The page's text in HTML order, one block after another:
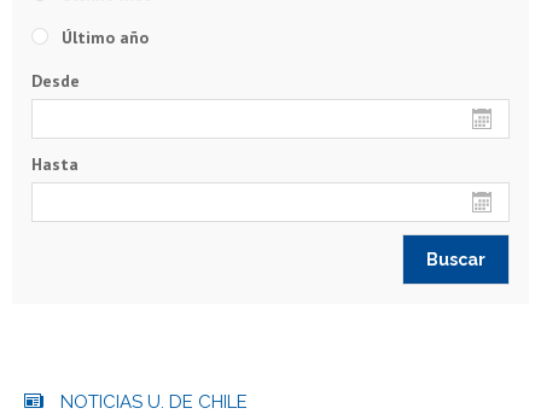
Último año
Desde
Hasta
NOTICIAS U. DE CHILE